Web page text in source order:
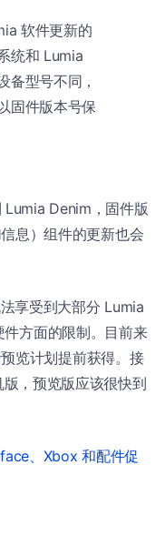
软件更新的
统和 Lumia
备型号不同，
固件版本号保
Denim，固件版
息）组件的更新也会
享受到大部分 Lumia
方面的限制。目前来
览计划提前获得。接
，预览版应该很快到
、Xbox 和配件促